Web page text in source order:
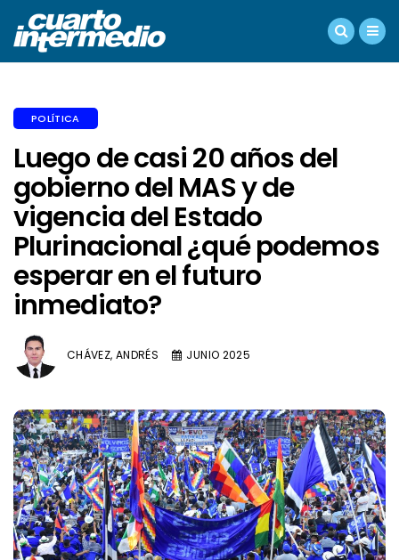
POLÍTICA
Luego de casi 20 años del
gobierno del MAS y de
vigencia del Estado
Plurinacional ¿qué podemos
esperar en el futuro
inmediato?
CHÁVEZ, ANDRÉS JUNIO 2025